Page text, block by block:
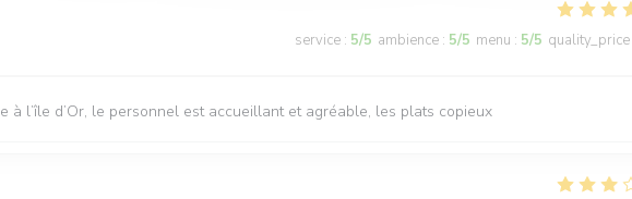
service : 5/5 ambience : 5/5 menu : 5/5 quality_price
à l’île d’Or, le personnel est accueillant et agréable, les plats copieux